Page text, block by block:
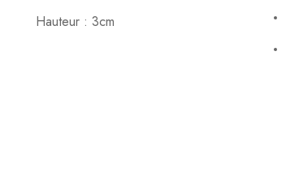
Hauteur : 3cm